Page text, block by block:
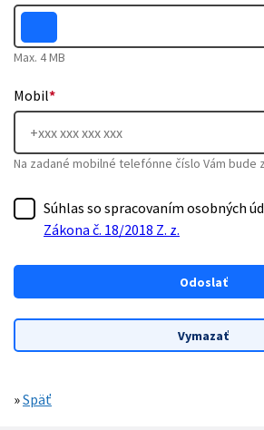
Max. 4 MB
Mobil*
Na zadané mobilné telefónne číslo Vám bude
Súhlas so spracovaním osobných
Zákona č. 18/2018 Z. z.
»Späť